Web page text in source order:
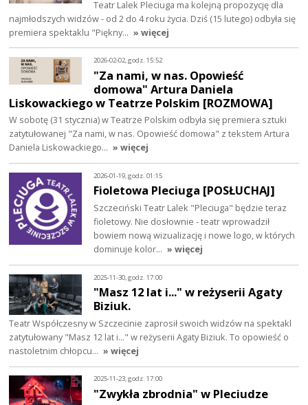
Teatr Lalek Pleciuga ma kolejną propozycję dla
najmłodszych widzów - od 2 do 4 roku życia. Dziś (15 lutego) odbyła się
premiera spektaklu "Piękny… » więcej
2026-02-02, godz. 15:52
"Za nami, w nas. Opowieść
domowa" Artura Daniela
Liskowackiego w Teatrze Polskim [ROZMOWA]
W sobotę (31 stycznia) w Teatrze Polskim odbyła się premiera sztuki
zatytułowanej "Za nami, w nas. Opowieść domowa" z tekstem Artura
Daniela Liskowackiego… » więcej
2026-01-19, godz. 01:15
Fioletowa Pleciuga [POSŁUCHAJ]
Szczeciński Teatr Lalek "Pleciuga" będzie teraz
fioletowy. Nie dosłownie - teatr wprowadził
bowiem nową wizualizację i nowe logo, w których
dominuje kolor… » więcej
2025-11-30, godz. 17:00
"Masz 12 lat i..." w reżyserii Agaty
Biziuk.
Teatr Współczesny w Szczecinie zaprosił swoich widzów na spektakl
zatytułowany "Masz 12 lat i..." w reżyserii Agaty Biziuk. To opowieść o
nastoletnim chłopcu… » więcej
2025-11-23, godz. 17:00
"Zwykła zbrodnia" w Pleciudze